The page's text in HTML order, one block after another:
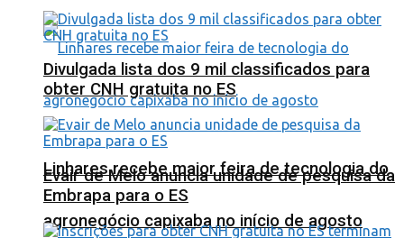
Linhares recebe maior feira de tecnologia do
agronegócio capixaba no início de agosto
Divulgada lista dos 9 mil classificados para
obter CNH gratuita no ES
Evair de Melo anuncia unidade de pesquisa da
Embrapa para o ES